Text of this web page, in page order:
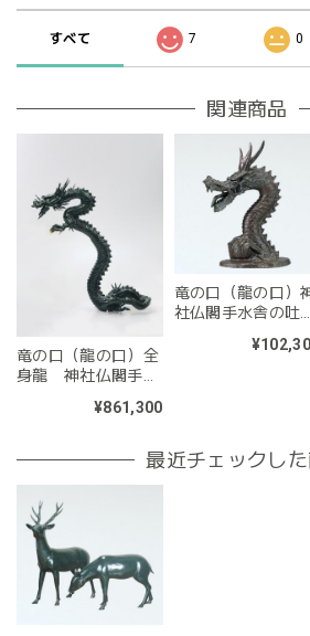
すべて 7 0
関連商品
竜の口（龍の口）全
身龍 神社仏閣手水
¥861,300
竜の口（龍の口）
社仏閣手水舎の吐水
最近チェックし